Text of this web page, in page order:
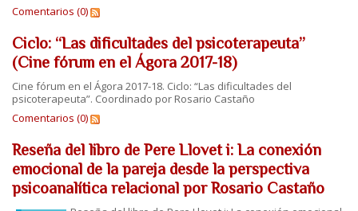
Comentarios (0)
Ciclo: “Las dificultades del psicoterapeuta”
(Cine fórum en el Ágora 2017-18)
Cine fórum en el Ágora 2017-18. Ciclo: “Las dificultades del
psicoterapeuta”. Coordinado por Rosario Castaño
Comentarios (0)
Reseña del libro de Pere Llovet i: La conexión
emocional de la pareja desde la perspectiva
psicoanalítica relacional por Rosario Castaño